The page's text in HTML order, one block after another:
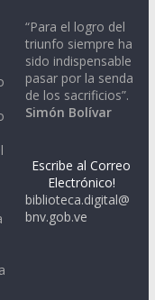
“Para el logro del
triunfo siempre ha
sido indispensable
pasar por la senda
de los sacrificios”.
Simón Bolívar
Escribe al Correo
Electrónico!
biblioteca.digital@
bnv.gob.ve